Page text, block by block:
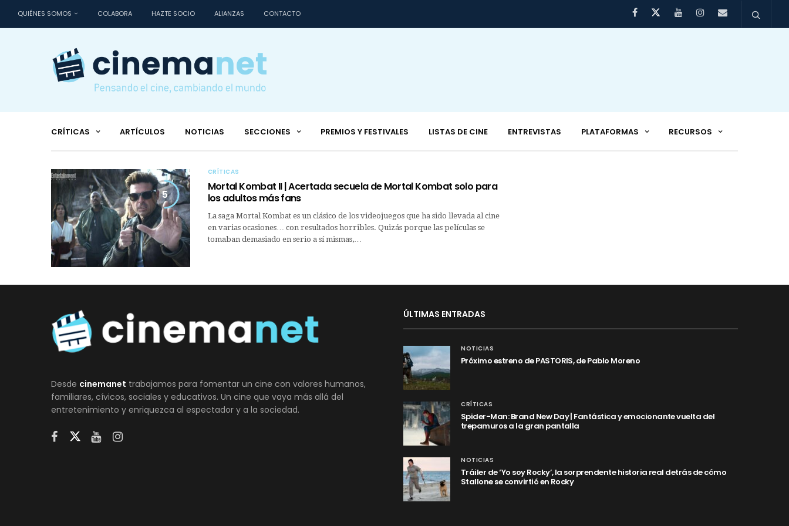
QUIÉNES SOMOS COLABORA HAZTE SOCIO ALIANZAS CONTACTO
CRÍTICAS ARTÍCULOS NOTICIAS SECCIONES PREMIOS Y FESTIVALES LISTAS DE CINE ENTREVISTAS PLATAFORMAS RECURSOS
5
CRÍTICAS
Mortal Kombat II | Acertada secuela de Mortal Kombat solo para
los adultos más fans
La saga Mortal Kombat es un clásico de los videojuegos que ha sido llevada al cine
en varias ocasiones… con resultados horribles. Quizás porque las películas se
tomaban demasiado en serio a sí mismas,…
Desde cinemanet trabajamos para fomentar un cine con valores humanos,
familiares, cívicos, sociales y educativos. Un cine que vaya más allá del
entretenimiento y enriquezca al espectador y a la sociedad.
ÚLTIMAS ENTRADAS
NOTICIAS
Próximo estreno de PASTORIS, de Pablo Moreno
CRÍTICAS
Spider-Man: Brand New Day | Fantástica y emocionante vuelta del
trepamuros a la gran pantalla
NOTICIAS
Tráiler de ‘Yo soy Rocky’, la sorprendente historia real detrás de cómo
Stallone se convirtió en Rocky